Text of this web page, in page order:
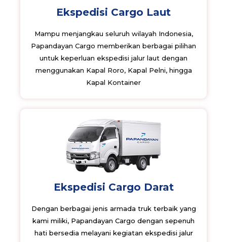
Ekspedisi Cargo Laut
Mampu menjangkau seluruh wilayah Indonesia,
Papandayan Cargo memberikan berbagai pilihan
untuk keperluan ekspedisi jalur laut dengan
menggunakan Kapal Roro, Kapal Pelni, hingga
Kapal Kontainer
Ekspedisi Cargo Darat
Dengan berbagai jenis armada truk terbaik yang
kami miliki, Papandayan Cargo dengan sepenuh
hati bersedia melayani kegiatan ekspedisi jalur